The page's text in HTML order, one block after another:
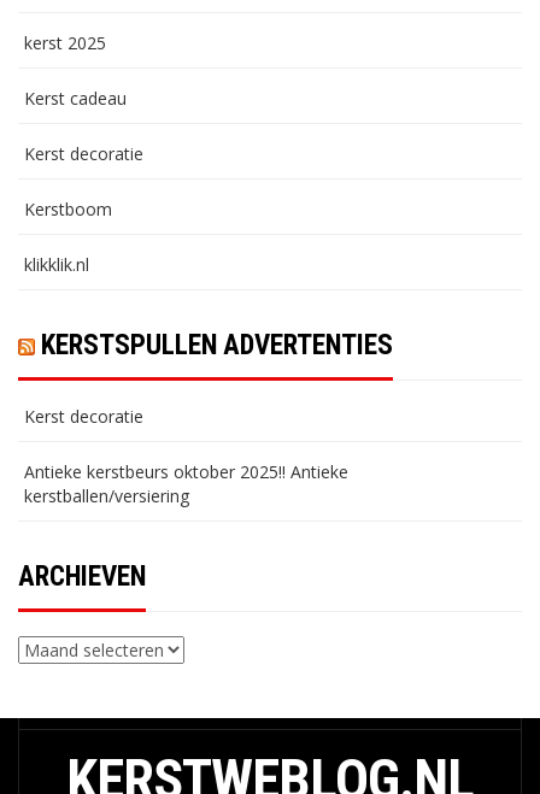
kerst 2025
Kerst cadeau
Kerst decoratie
Kerstboom
klikklik.nl
KERSTSPULLEN ADVERTENTIES
Kerst decoratie
Antieke kerstbeurs oktober 2025!! Antieke
kerstballen/versiering
ARCHIEVEN
Archieven
KERSTWEBLOG.NL